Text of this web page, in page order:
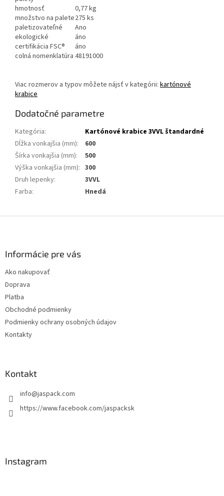
hmotnosť
0,77 kg
množstvo na palete275 ks
paletizovateľné
Ano
ekologické
áno
certifikácia FSC®
áno
colná nomenklatúra 48191000
Viac rozmerov a typov môžete nájsť v kategórii: kartónové
krabice
Dodatočné parametre
Kategória:
Kartónové krabice 3VVL štandardné
Dĺžka vonkajšia (mm):
600
Šírka vonkajšia (mm):
500
Výška vonkajšia (mm): 300
Druh lepenky:
3VVL
Farba: Hnedá
Informácie pre vás
Ako nakupovať
Doprava
Platba
Obchodné podmienky
Podmienky ochrany osobných údajov
Kontakty
Kontakt
info@jaspack.com
https://www.facebook.com/jaspacksk
Instagram